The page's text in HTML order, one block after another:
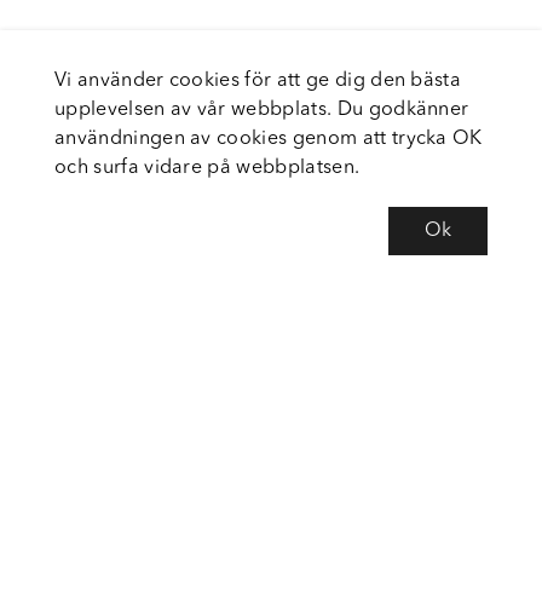
Vi använder cookies för att ge dig den bästa
upplevelsen av vår webbplats. Du godkänner
användningen av cookies genom att trycka OK
och surfa vidare på webbplatsen.
Ok